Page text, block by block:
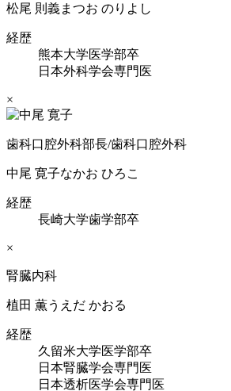
松尾 則義まつお のりよし
経歴
熊本大学医学部卒
日本外科学会専門医
×
歯科口腔外科部長/歯科口腔外科
中尾 寛子なかお ひろこ
経歴
長崎大学歯学部卒
×
腎臓内科
植田 薫うえだ かおる
経歴
久留米大学医学部卒
日本腎臓学会専門医
日本透析医学会専門医